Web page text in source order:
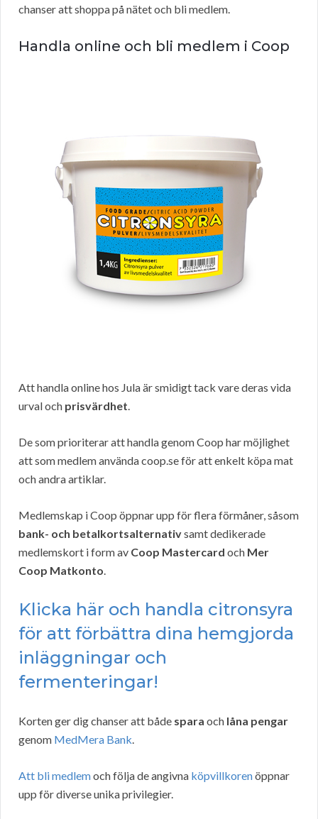
chanser att shoppa på nätet och bli medlem.
Handla online och bli medlem i Coop
Att handla online hos Jula är smidigt tack vare deras vida
urval och prisvärdhet.
De som prioriterar att handla genom Coop har möjlighet
att som medlem använda coop.se för att enkelt köpa mat
och andra artiklar.
Medlemskap i Coop öppnar upp för flera förmåner, såsom
bank- och betalkortsalternativsamt dedikerade
medlemskort i form av Coop Mastercard och Mer
Coop Matkonto.
Klicka här och handla citronsyra
för att förbättra dina hemgjorda
inläggningar och
fermenteringar!
Korten ger dig chanser att både spara och låna pengar
genom MedMera Bank.
Att bli medlemoch följa de angivna köpvillkorenöppnar
upp för diverse unika privilegier.